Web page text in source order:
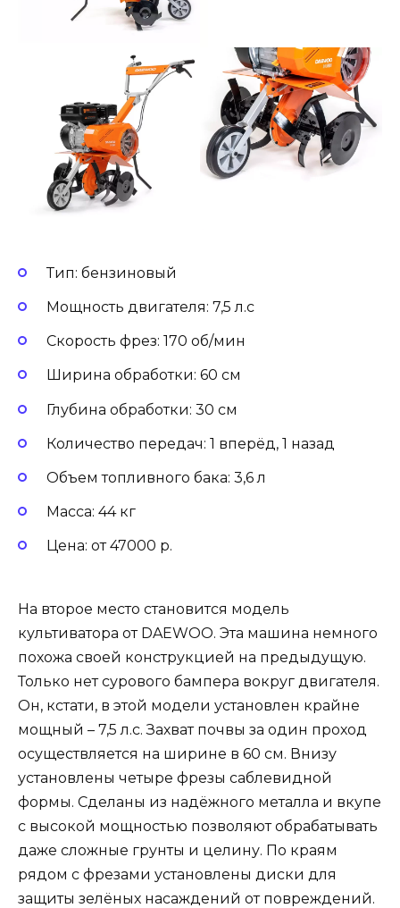
Тип: бензиновый
Мощность двигателя: 7,5 л.с
Скорость фрез: 170 об/мин
Ширина обработки: 60 см
Глубина обработки: 30 см
Количество передач: 1 вперёд, 1 назад
Объем топливного бака: 3,6 л
Масса: 44 кг
Цена: от 47000 р.
На второе место становится модель
культиватора от DAEWOO. Эта машина немного
похожа своей конструкцией на предыдущую.
Только нет сурового бампера вокруг двигателя.
Он, кстати, в этой модели установлен крайне
мощный – 7,5 л.с. Захват почвы за один проход
осуществляется на ширине в 60 см. Внизу
установлены четыре фрезы саблевидной
формы. Сделаны из надёжного металла и вкупе
с высокой мощностью позволяют обрабатывать
даже сложные грунты и целину. По краям
рядом с фрезами установлены диски для
защиты зелёных насаждений от повреждений.